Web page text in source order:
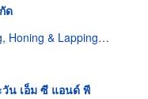
ด
& Lapping Service
น เอ็ม ซี แอนด์ พี